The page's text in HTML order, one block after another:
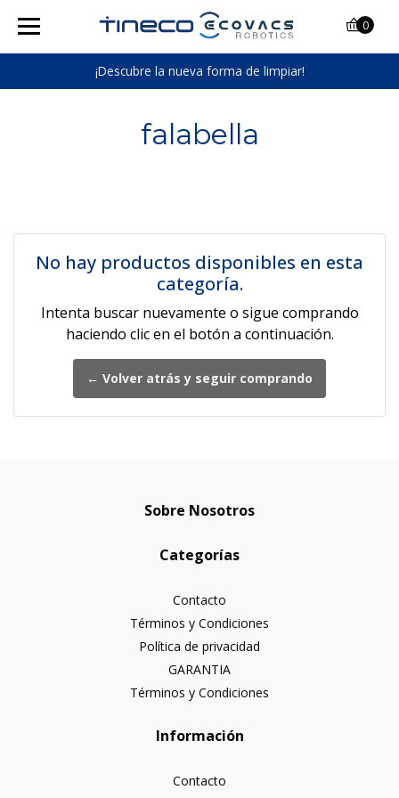
¡Descubre la nueva forma de limpiar!
0
falabella
No hay productos disponibles en esta
categoría.
Intenta buscar nuevamente o sigue comprando
haciendo clic en el botón a continuación.
← Volver atrás y seguir comprando
Sobre Nosotros
Categorías
Contacto
Términos y Condiciones
Política de privacidad
GARANTIA
Términos y Condiciones
Información
Contacto